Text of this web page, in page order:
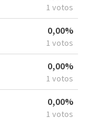
1 votos
0,00%
1 votos
0,00%
1 votos
0,00%
1 votos